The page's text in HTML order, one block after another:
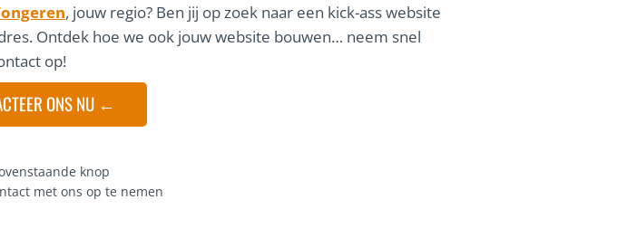
, jouw regio? Ben jij op zoek naar een kick-ass website
Ontdek hoe we ook jouw website bouwen… neem snel
op!
ONS NU ←
knop
met ons op te nemen